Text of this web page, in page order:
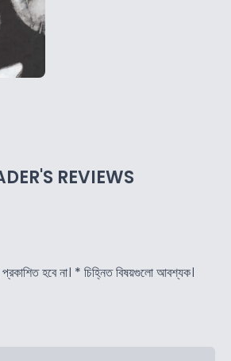
REVIEWS
হবে না। * চিহ্নিত বিষয়গুলো আবশ্যক।